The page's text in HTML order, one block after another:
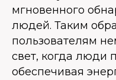
мгновенного
людей. Таким
пользователям
свет, когда люди
обеспечивая